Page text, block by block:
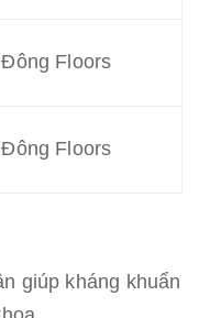
Floors
Floors
giúp kháng khuẩn